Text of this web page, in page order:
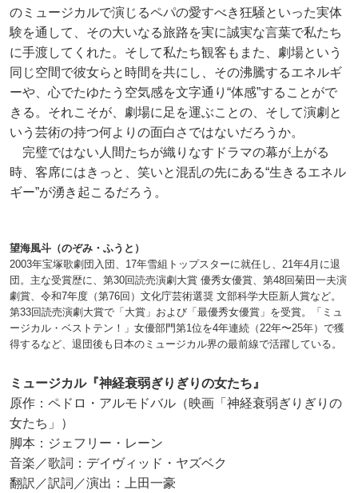
のミュージカルで演じるペパの愛すべき狂騒といった実体
験を通して、その大いなる旅路を実に誠実な言葉で私たち
に手渡してくれた。そして私たち観客もまた、劇場という
同じ空間で彼女らと時間を共にし、その沸騰するエネルギ
ーや、心でたゆたう空気感を文字通り“体感”することがで
きる。それこそが、劇場に足を運ぶことの、そして演劇と
いう芸術の持つ何よりの面白さではないだろうか。
完璧ではない人間たちが織りなすドラマの幕が上がる
時、客席にはきっと、笑いと混乱の先にある“生きるエネル
ギー”が湧き起こるだろう。
望海風斗（のぞみ・ふうと）
2003年宝塚歌劇団入団、17年雪組トップスターに就任し、21年4月に退
団。主な受賞歴に、第30回読売演劇大賞 優秀女優賞、第48回菊田一夫演
劇賞、令和7年度（第76回）文化庁芸術選奨 文部科学大臣新人賞など。
第33回読売演劇大賞で「大賞」および「最優秀女優賞」を受賞。「ミュ
ージカル・ベストテン！」女優部門第1位を4年連続（22年〜25年）で獲
得するなど、退団後も日本のミュージカル界の最前線で活躍している。
ミュージカル『神経衰弱ぎりぎりの女たち』
原作：ペドロ・アルモドバル（映画「神経衰弱ぎりぎりの
女たち」）
脚本：ジェフリー・レーン
音楽／歌詞：デイヴィッド・ヤズベク
翻訳／訳詞／演出：上田一豪